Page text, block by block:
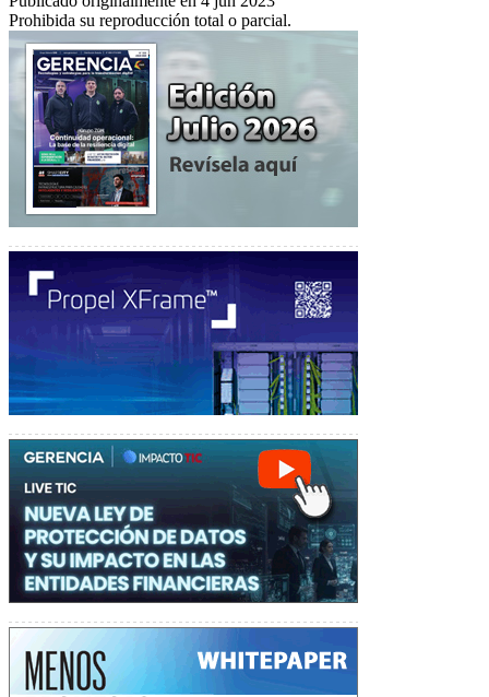
Prohibida su reproducción total o parcial.